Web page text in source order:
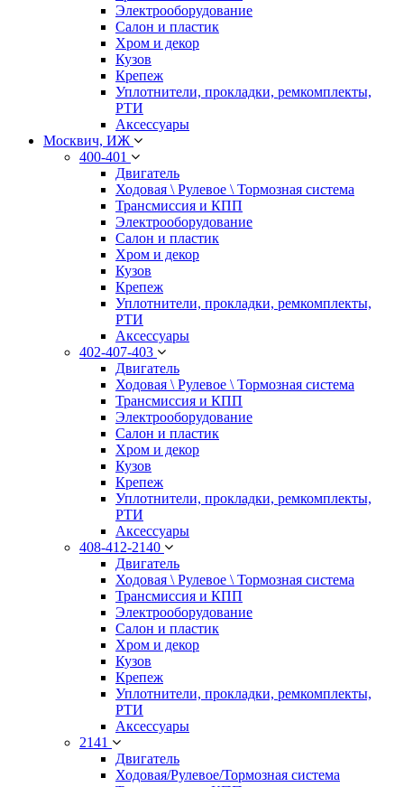
Электрооборудование
Салон и пластик
Хром и декор
Кузов
Крепеж
Уплотнители, прокладки, ремкомплекты,
РТИ
Аксессуары
Москвич, ИЖ
400-401
Двигатель
Ходовая \ Рулевое \ Тормозная система
Трансмиссия и КПП
Электрооборудование
Салон и пластик
Хром и декор
Кузов
Крепеж
Уплотнители, прокладки, ремкомплекты,
РТИ
Аксессуары
402-407-403
Двигатель
Ходовая \ Рулевое \ Тормозная система
Трансмиссия и КПП
Электрооборудование
Салон и пластик
Хром и декор
Кузов
Крепеж
Уплотнители, прокладки, ремкомплекты,
РТИ
Аксессуары
408-412-2140
Двигатель
Ходовая \ Рулевое \ Тормозная система
Трансмиссия и КПП
Электрооборудование
Салон и пластик
Хром и декор
Кузов
Крепеж
Уплотнители, прокладки, ремкомплекты,
РТИ
Аксессуары
2141
Двигатель
Ходовая/Рулевое/Тормозная система